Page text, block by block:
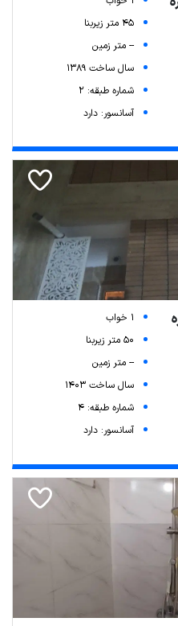
45 متر زیربنا
-- متر زمین
سال ساخت 1389
شماره طبقه: 2
آسانسور: دارد
1 خواب
50 متر زیربنا
-- متر زمین
سال ساخت 1403
شماره طبقه: 4
آسانسور: دارد